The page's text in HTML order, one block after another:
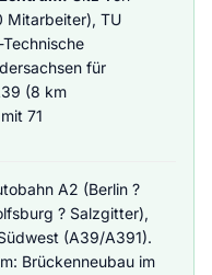
Mitarbeiter), TU
für
(8 km
71
A2 (Berlin ?
? Salzgitter),
(A39/A391).
Brückenneubau im